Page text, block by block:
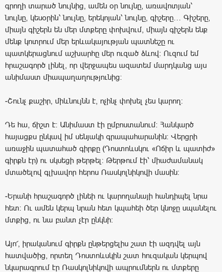
գրողի տարած նույնից, ամեն օր նույնը, առավոտյան՝
նույնը, կեսօրին՝ նույնը, երեկոյան՝ նույնը, գիշերը… Գիշերը,
միայն գիշերն են մեր մտքերը փոխվում, միայն գիշերն ենք
մենք կոտրում մեր երևակայության պատնեշը ու
պատկերացնում աշխարհը մեր ուզած ձևով։ Ուզում եմ
հրաշագործ լինել, որ վերջապես ազատեմ մարդկանց այս
անիմաստ միապաղաղությունից։
-Շունչ քաշիր, միևնույնն է, ոչինչ փոխել չես կարող։
Դե հա, ճիշտ է։ Անիմաստ էի ըմբոստանում։ Հանկարծ
հայացքս ընկավ իմ սենյակի գրապահարանին։ Վերցրի
առաջին պատահած գիրքը (Դոստոևսկու «Ոճիր և պատիժ»
գիրքն էր) ու սկսեցի թերթել։ Թերթում էի՝ միաժամանակ
մտածելով գլխավոր հերոս Ռասկոլնիկովի մասին։
-Երանի հրաշագործ լինեի ու կարողանայի հանդիպել նրա
հետ։ Ու ամեն կերպ նրան հետ կպահեի ծեր կնոջը սպանելու
մտքից, ու նա բանտ չէր ընկնի։
Այո՜, իրականում գիրքն ընթերցելիս շատ էի ազդվել այն
հատվածից, որտեղ Դոստոևսկին շատ հուզական կերպով
նկարագրում էր Ռասկոլնիկովի ապրումներն ու մտքերը